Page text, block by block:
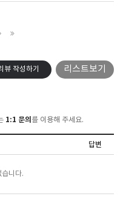
뷰 작성하기 리스트보기
1:1 문의 를 이용해 주세요.
답변
습니다.